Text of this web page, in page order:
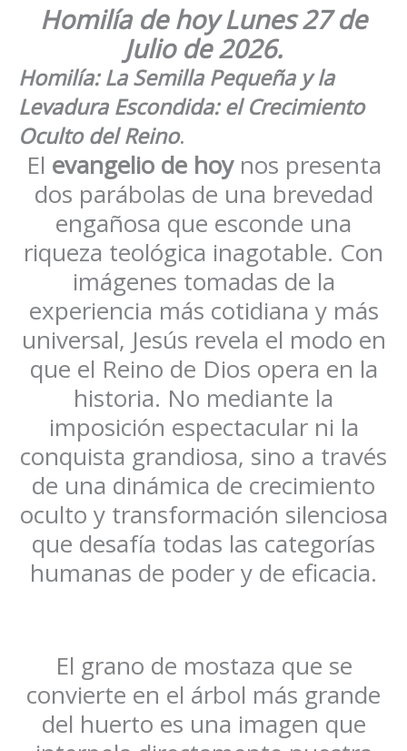
Homilía de hoyLunes 27 de
Julio de 2026.
Homilía: La Semilla Pequeña y la
Levadura Escondida: el Crecimiento
Oculto del Reino.
El evangelio de hoynos presenta
dos parábolas de una brevedad
engañosa que esconde una
riqueza teológica inagotable. Con
imágenes tomadas de la
experiencia más cotidiana y más
universal, Jesús revela el modo en
que el Reino de Dios opera en la
historia. No mediante la
imposición espectacular ni la
conquista grandiosa, sino a través
de una dinámica de crecimiento
oculto y transformación silenciosa
que desafía todas las categorías
humanas de poder y de eficacia.
El grano de mostaza que se
convierte en el árbol más grande
del huerto es una imagen que